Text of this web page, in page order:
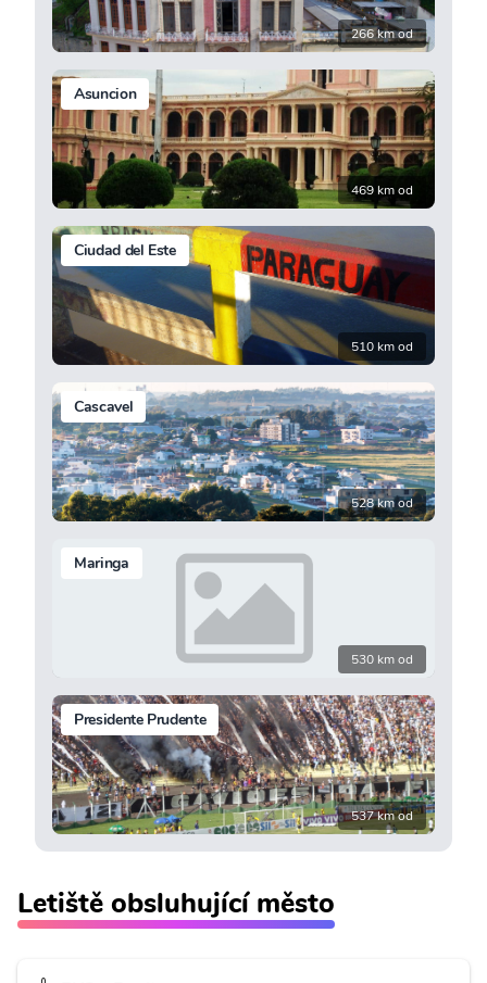
266 km od
Asuncion
469 km od
Ciudad del Este
510 km od
Cascavel
528 km od
Maringa
530 km od
Presidente Prudente
537 km od
Letiště obsluhující město